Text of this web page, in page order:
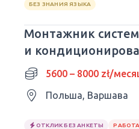
БЕЗ ЗНАНИЯ ЯЗЫКА
Монтажник
и
- Варшава (без
полномочий)
5600 – 8000 zł/
Польша, Варшава
ОТКЛИК БЕЗ АНКЕТЫ